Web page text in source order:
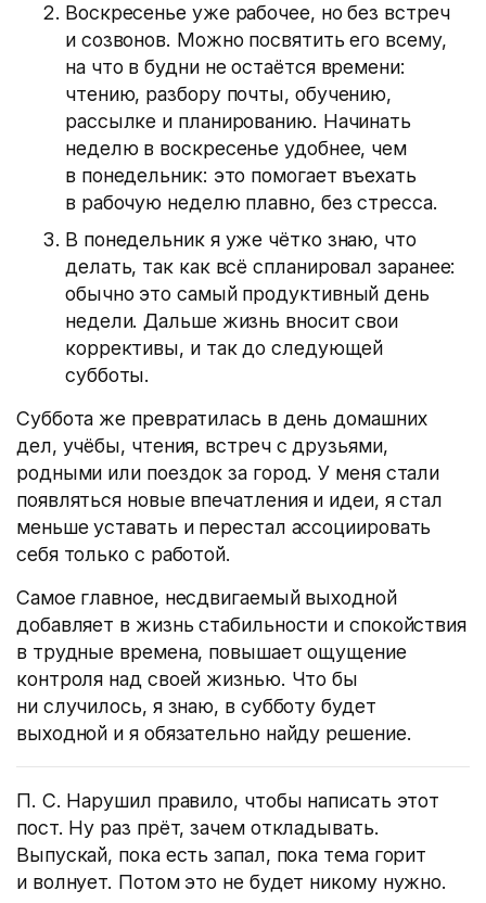
Воскресенье уже рабочее, но без встреч
и созвонов. Можно посвятить его всему,
на что в будни не остаётся времени:
чтению, разбору почты, обучению,
рассылке и планированию. Начинать
неделю в воскресенье удобнее, чем
в понедельник: это помогает въехать
в рабочую неделю плавно, без стресса.
В понедельник я уже чётко знаю, что
делать, так как всё спланировал заранее:
обычно это самый продуктивный день
недели. Дальше жизнь вносит свои
коррективы, и так до следующей
субботы.
Суббота же превратилась в день домашних
дел, учёбы, чтения, встреч с друзьями,
родными или поездок за город. У меня стали
появляться новые впечатления и идеи, я стал
меньше уставать и перестал ассоциировать
себя только с работой.
Самое главное, несдвигаемый выходной
добавляет в жизнь стабильности и спокойствия
в трудные времена, повышает ощущение
контроля над своей жизнью. Что бы
ни случилось, я знаю, в субботу будет
выходной и я обязательно найду решение.
П. С. Нарушил правило, чтобы написать этот
пост. Ну раз прёт, зачем откладывать.
Выпускай, пока есть запал, пока тема горит
и волнует. Потом это не будет никому нужно.